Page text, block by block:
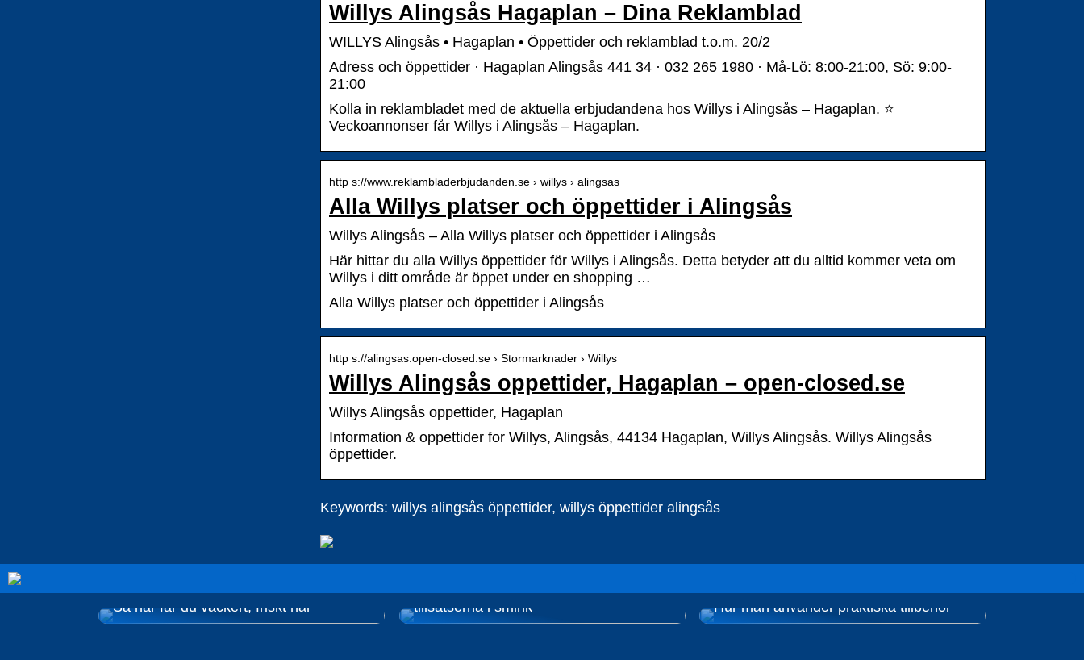
Willys Alingsås Hagaplan – Dina Reklamblad
WILLYS Alingsås • Hagaplan • Öppettider och reklamblad t.o.m. 20/2
Adress och öppettider · Hagaplan Alingsås 441 34 · 032 265 1980 · Må-Lö: 8:00-21:00, Sö: 9:00-
21:00
Kolla in reklambladet med de aktuella erbjudandena hos Willys i Alingsås – Hagaplan. ⭐
Veckoannonser får Willys i Alingsås – Hagaplan.
http s://www.reklambladerbjudanden.se › willys › alingsas
Alla Willys platser och öppettider i Alingsås
Willys Alingsås – Alla Willys platser och öppettider i Alingsås
Här hittar du alla Willys öppettider för Willys i Alingsås. Detta betyder att du alltid kommer veta om
Willys i ditt område är öppet under en shopping …
Alla Willys platser och öppettider i Alingsås
http s://alingsas.open-closed.se › Stormarknader › Willys
Willys Alingsås oppettider, Hagaplan – open-closed.se
Willys Alingsås oppettider, Hagaplan
Information & oppettider for Willys, Alingsås, 44134 Hagaplan, Willys Alingsås. Willys Alingsås
öppettider.
Keywords: willys alingsås öppettider, willys öppettider alingsås
Så här får du vackert, friskt hår
Naturlig smink – Undvik de skadliga
tillsatserna i smink
Hur man använder praktiska tillbehör